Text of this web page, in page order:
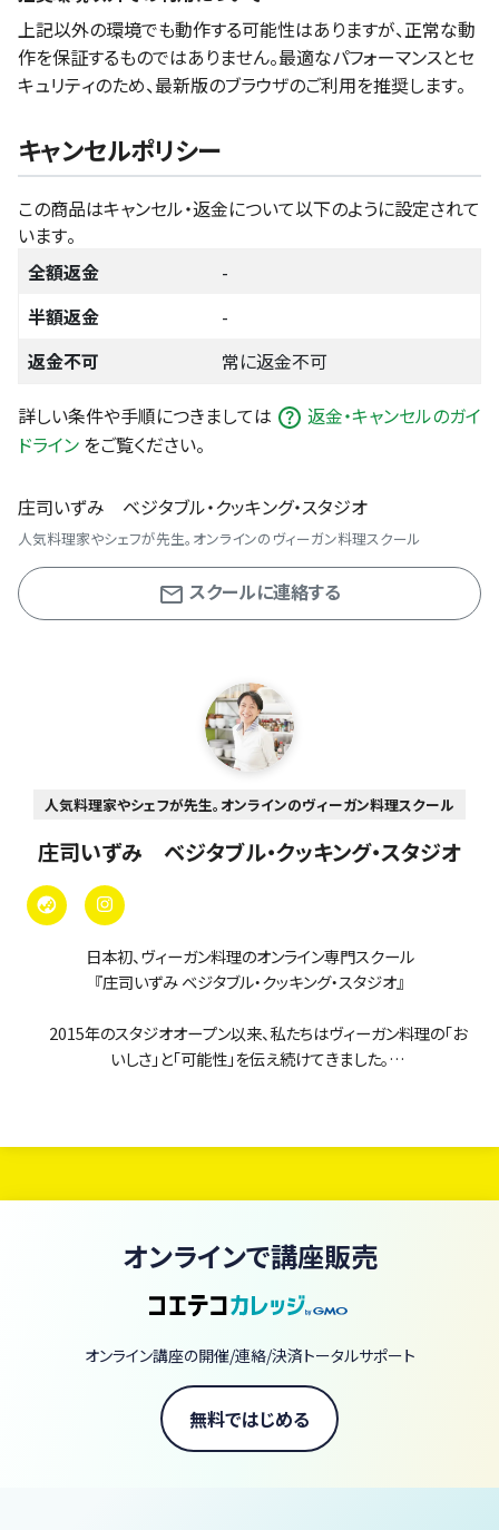
上記以外の環境でも動作する可能性はありますが、正常な動
作を保証するものではありません。最適なパフォーマンスとセ
キュリティのため、最新版のブラウザのご利用を推奨します。
キャンセルポリシー
この商品はキャンセル・返金について以下のように設定されて
います。
全額返金
-
半額返金
-
返金不可
常に返金不可
詳しい条件や手順につきましては
返金・キャンセルのガイ
ドライン をご覧ください。
庄司いずみ ベジタブル・クッキング・スタジオ
人気料理家やシェフが先生。オンラインのヴィーガン料理スクール
スクールに連絡する
人気料理家やシェフが先生。オンラインのヴィーガン料理スクール
庄司いずみ ベジタブル・クッキング・スタジオ
日本初、ヴィーガン料理のオンライン専門スクール
『庄司いずみ ベジタブル・クッキング・スタジオ』
2015年のスタジオオープン以来、私たちはヴィーガン料理の「お
いしさ」と「可能性」を伝え続けてきました。
るレシピと技術が、ここにすべて揃っています。
【当スクールの3つの強み】
に。一生モノのスキルが手に入ります。
一流の講師陣： 著書70冊以上の庄司いずみをはじめ、ヴィーガン界
の第一線で活躍するシェフやパティシエなど60名以上が直接指導。
スタジオクオリティの体験： ライブ配信の臨場感で、自宅にいながら
オンラインで講座販売
オンライン講座の開催/連絡/決済トータルサポート
無料ではじめる